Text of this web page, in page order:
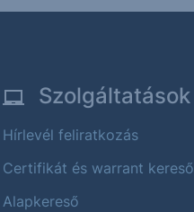
Szolgáltatások
Hírlevél feliratkozás
Certifikát és warrant kereső
Alapkereső